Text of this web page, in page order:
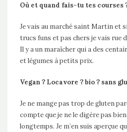
Où et quand fais-tu tes courses
Je vais au marché saint Martin et
trucs funs et pas chers je vais rue
Il y a un maraîcher qui a des
et légumes à petits prix.
Vegan ? Locavore ? bio ? sans
Je ne mange pas trop de gluten
compte que je ne le digère pas
longtemps. Je m’en suis aperçue